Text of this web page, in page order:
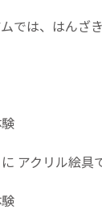
では、はんざ
アクリル絵具